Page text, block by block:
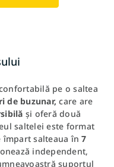
pe o saltea
de buzunar, care are
și oferă două
saltelei este format
împart salteaua în7
independent,
suportul